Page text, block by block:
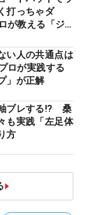
打っちゃダ
が教える「ジ
い人の共通点は
ロが実践する
」が正解
ブレする!? 桑
も実践「左足体
方